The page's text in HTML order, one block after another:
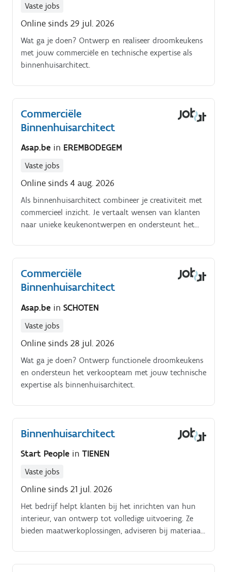
Vaste jobs
Online sinds 29 jul. 2026
Wat ga je doen? Ontwerp en realiseer droomkeukens
met jouw commerciële en technische expertise als
binnenhuisarchitect.
Commerciële
Binnenhuisarchitect
Asap.be in EREMBODEGEM
Vaste jobs
Online sinds 4 aug. 2026
Als binnenhuisarchitect combineer je creativiteit met
commercieel inzicht. Je vertaalt wensen van klanten
naar unieke keukenontwerpen en ondersteunt het
Commerciële
Binnenhuisarchitect
Asap.be in SCHOTEN
Vaste jobs
Online sinds 28 jul. 2026
Wat ga je doen? Ontwerp functionele droomkeukens
en ondersteun het verkoopteam met jouw technische
expertise als binnenhuisarchitect.
Binnenhuisarchitect
Start People in TIENEN
Vaste jobs
Online sinds 21 jul. 2026
Het bedrijf helpt klanten bij het inrichten van hun
interieur, van ontwerp tot volledige uitvoering. Ze
bieden maatwerkoplossingen, adviseren bij materiaal